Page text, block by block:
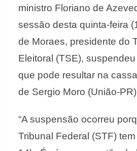
ministro Floriano de
sessão desta quinta-feira
de Moraes, presidente do
Eleitoral (TSE),
que pode resultar na
de Sergio Moro (União-
“A suspensão ocorreu
Tribunal Federal (STF)